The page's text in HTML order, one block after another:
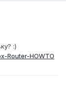
:)
Router-HOWTO